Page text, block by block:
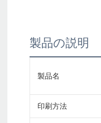
製品の説明
製品名
印刷方法